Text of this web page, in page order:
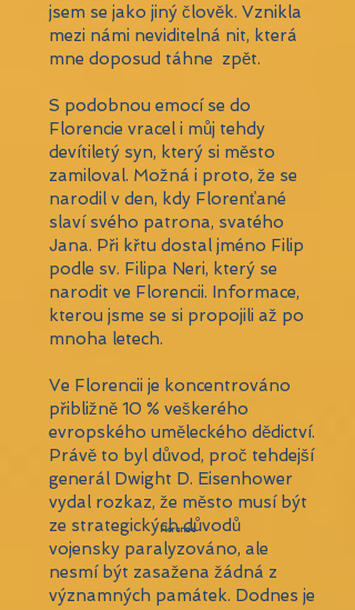
Florencie
jsem se jako jiný člověk. Vznikla
mezi námi neviditelná nit, která
mne doposud táhne zpět.
S podobnou emocí se do
Florencie vracel i můj tehdy
devítiletý syn, který si město
zamiloval. Možná i proto, že se
narodil v den, kdy Florenťané
slaví svého patrona, svatého
Jana. Při křtu dostal jméno Filip
podle sv. Filipa Neri, který se
narodit ve Florencii. Informace,
kterou jsme se si propojili až po
mnoha letech.
Ve Florencii je koncentrováno
přibližně 10 % veškerého
evropského uměleckého dědictví.
Právě to byl důvod, proč tehdejší
generál Dwight D. Eisenhower
vydal rozkaz, že město musí být
ze strategických důvodů
vojensky paralyzováno, ale
nesmí být zasažena žádná z
významných památek. Dodnes je